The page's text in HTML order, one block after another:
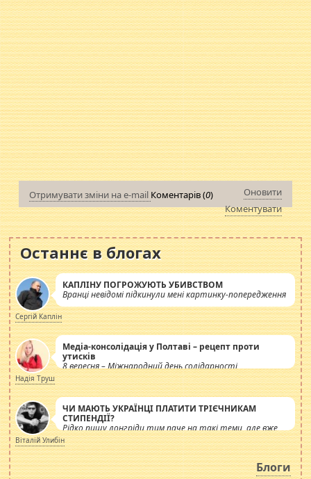
Отримувати зміни на e-mail Коментарів (0)
Оновити
Коментувати
Останнє в блогах
КАПЛІНУ ПОГРОЖУЮТЬ УБИВСТВОМ
Вранці невідомі підкинули мені картинку-попередження
Сергій Каплін
Медіа-консолідація у Полтаві – рецепт проти
утисків
8 вересня – Міжнародний день солідарності
журналістів.
Надія Труш
ЧИ МАЮТЬ УКРАЇНЦІ ПЛАТИТИ ТРІЄЧНИКАМ
СТИПЕНДІЇ?
Рідко пишу лонгріди тим паче на такі теми, але вже
просто дістало! Обурюють сьогоднішні інсенуації
навколо стипендіального питання. Штучно
роздувається ще одна соціальна катастрофа.
Віталій Улибін
Блоги